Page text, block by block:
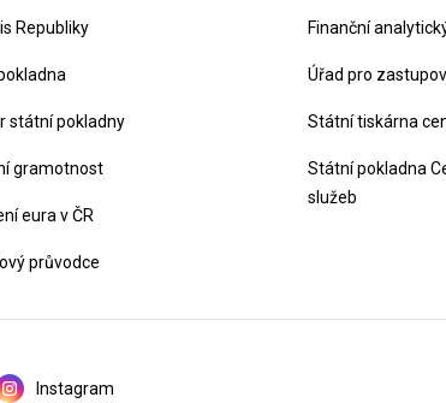
Republiky
státní pokladny
gramotnost
eura v ČR
průvodce
Finanční
Úřad pro
Státní tiskárna
Státní pokladna
služeb
Instagram